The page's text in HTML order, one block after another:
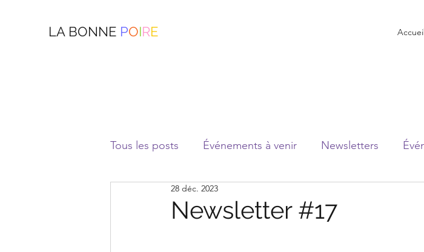
LA BONNE POIRE Accueil
Tous les posts Événements à venir Newsletters
Newsletter #17
28 déc. 2023